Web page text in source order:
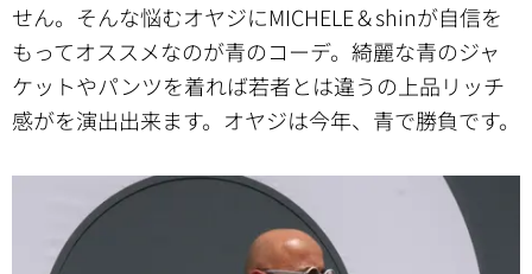
せん。そんな悩むオヤジにMICHELE＆shinが自信を
もってオススメなのが青のコーデ。綺麗な青のジャ
ケットやパンツを着れば若者とは違うの上品リッチ
感がを演出出来ます。オヤジは今年、青で勝負です。